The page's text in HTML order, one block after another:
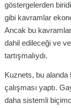
göstergelerden
gibi kavramlar
Ancak bu
dahil edileceği ve
tartışmalıydı.
Kuznets, bu
çalışması yaptı.
daha sistemli